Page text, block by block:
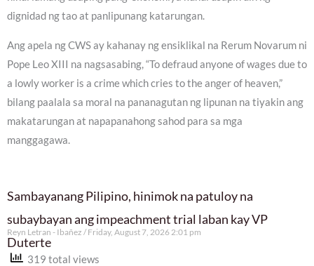
dignidad ng tao at panlipunang katarungan.
Ang apela ng CWS ay kahanay ng ensiklikal na Rerum Novarum ni
Pope Leo XIII na nagsasabing, “To defraud anyone of wages due to
a lowly worker is a crime which cries to the anger of heaven,”
bilang paalala sa moral na pananagutan ng lipunan na tiyakin ang
makatarungan at napapanahong sahod para sa mga
manggagawa.
Sambayanang Pilipino, hinimok na patuloy na
subaybayan ang impeachment trial laban kay VP
Duterte
Reyn Letran - Ibañez Friday, August 7, 2026 2:01 pm
319 total views